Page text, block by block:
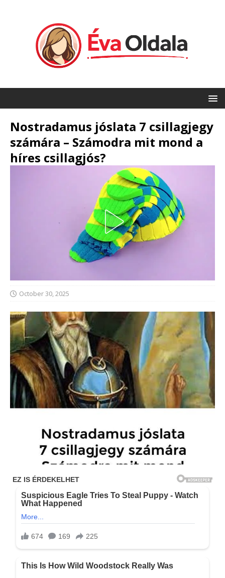
Nostradamus jóslata 7 csillagjegy
számára – Számodra mit mond a
híres csillagjós?
October 30, 2025